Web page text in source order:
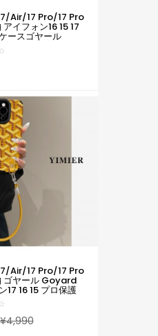
air/17 Pro/17 Pro
イフォン16 15 17
ースゴヤール
利 アイホン 17 16
Air アイフォーン
Max Iphone15
ケース
ブランドゴヤール
ホケースIphone
ス 人気付き個性潮
air/17 Pro/17 Pro
ゴヤール Goyard
17 16 15 プロ保護
ゴヤール イエロ
ンジャカードスト
ス Goyard アイホ
15 14 13 Pro アイ
¥4,990